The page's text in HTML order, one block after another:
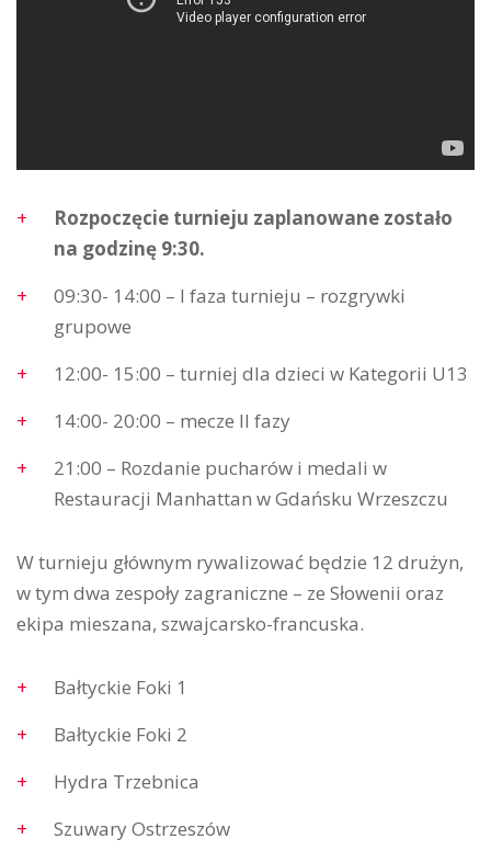
Rozpoczęcie turnieju zaplanowane zostało
na godzinę 9:30.
09:30- 14:00 – I faza turnieju – rozgrywki
grupowe
12:00- 15:00 – turniej dla dzieci w Kategorii U13
14:00- 20:00 – mecze II fazy
21:00 – Rozdanie pucharów i medali w
Restauracji Manhattan w Gdańsku Wrzeszczu
W turnieju głównym rywalizować będzie 12 drużyn,
w tym dwa zespoły zagraniczne – ze Słowenii oraz
ekipa mieszana, szwajcarsko-francuska.
Bałtyckie Foki 1
Bałtyckie Foki 2
Hydra Trzebnica
Szuwary Ostrzeszów